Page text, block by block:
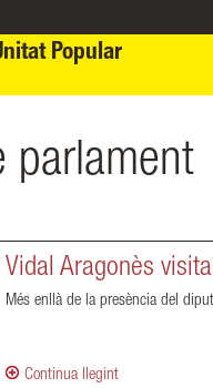
Popular
parlament
Vidal Aragonès
Més enllà de la presència del
Continua llegint